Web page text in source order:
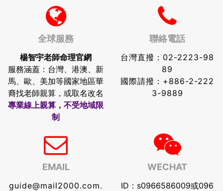
全球服務
楊智宇老師命理官網
服務涵蓋：台灣、港澳、新
馬、歐、美加等國家地區華
裔找老師親算，或取名改名
專業線上親算，不受地域限
制
聯絡電話
台灣直撥： 02-2223-98
89
國際請撥： +886-2-222
3-9889
EMAIL
guide@mail2000.com.
WECHAT
ID：s0966586009或096